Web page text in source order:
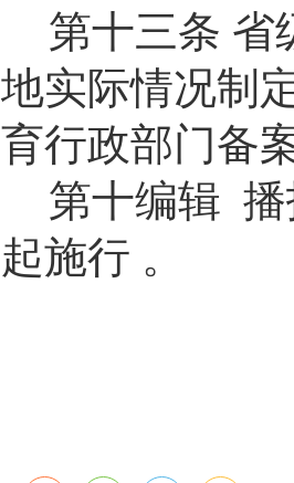
第十三条 省
地实际情况制
育行政部门备
第十编辑 播
起施行 。